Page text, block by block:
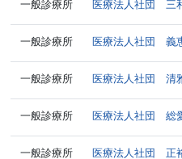
一般診療所 医療法人社団 三
一般診療所 医療法人社団 義
一般診療所 医療法人社団
一般診療所 医療法人社団 総
一般診療所 医療法人社団 正